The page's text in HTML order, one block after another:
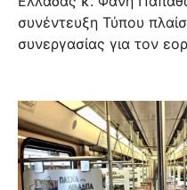
συνέντευξη Τύπου
συνεργασίας για τον